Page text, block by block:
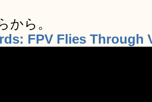
から。
FPV Flies Through